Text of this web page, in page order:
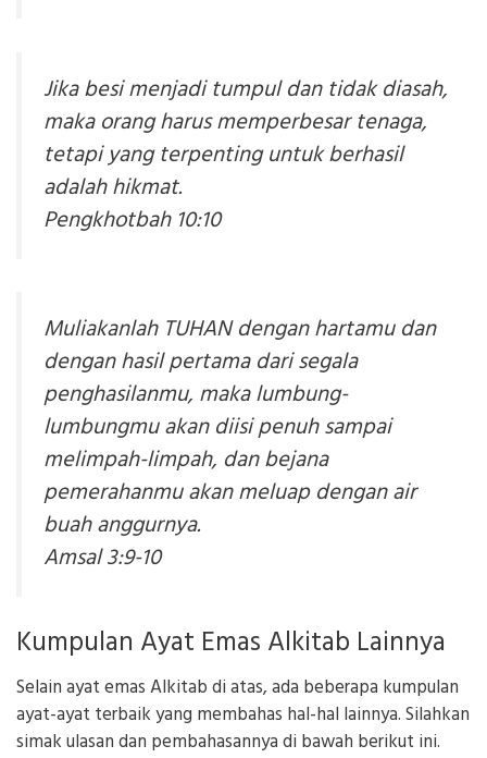
Jika besi menjadi tumpul dan tidak diasah,
maka orang harus memperbesar tenaga,
tetapi yang terpenting untuk berhasil
adalah hikmat.
Pengkhotbah 10:10
Muliakanlah TUHAN dengan hartamu dan
dengan hasil pertama dari segala
penghasilanmu, maka lumbung-
lumbungmu akan diisi penuh sampai
melimpah-limpah, dan bejana
pemerahanmu akan meluap dengan air
buah anggurnya.
Amsal 3:9-10
Kumpulan Ayat Emas Alkitab Lainnya
Selain ayat emas Alkitab di atas, ada beberapa kumpulan
ayat-ayat terbaik yang membahas hal-hal lainnya. Silahkan
simak ulasan dan pembahasannya di bawah berikut ini.